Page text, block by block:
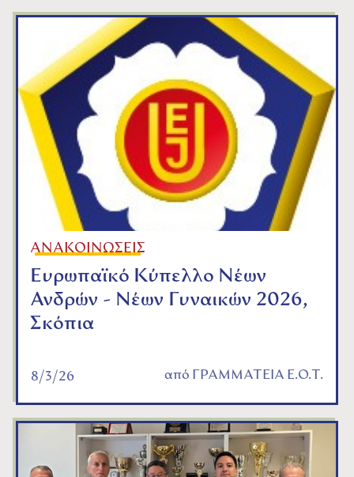
ΑΝΑΚΟΙΝΩΣΕΙΣ
Ευρωπαϊκό Κύπελλο Νέων
Ανδρών - Νέων Γυναικών 2026,
Σκόπια
8/3/26 από ΓΡΑΜΜΑΤΕΙΑ Ε.Ο.Τ.